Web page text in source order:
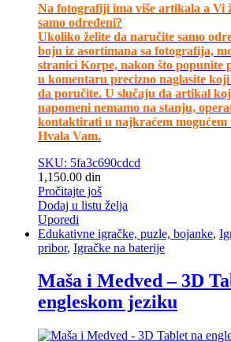
Na fotografiji ima više artikala a Vi
samo određeni?
Ukoliko želite da naručite samo
boju iz asortimana sa fotografija,
stranici Korpe, nakon što popunite
u komentaru precizno naglasite
da poručite. U slučaju da artikal
napomeni nemamo na stanju,
kontaktirati u najkraćem mogućem
Hvala Vam.
SKU: 5fa3c690cdcd
1,150.00 din
Pročitajte još
Dodaj u listu želja
Uporedi
Edukativne igračke, puzle, bojanke,
pribor, Igračke na baterije
Maša i Medved – 3D
engleskom jeziku